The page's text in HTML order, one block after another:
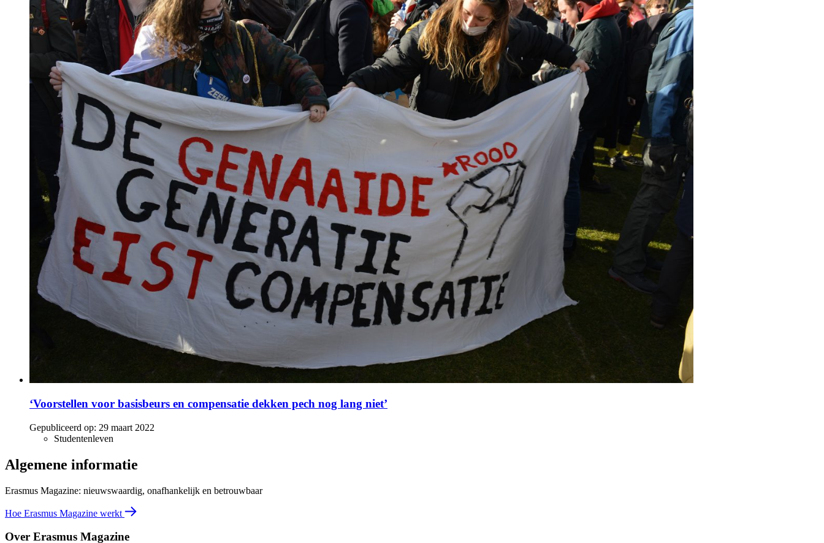
‘Voorstellen voor basisbeurs en compensatie dekken pech nog lang niet’
Gepubliceerd op: 29 maart 2022
Studentenleven
Algemene informatie
Erasmus Magazine: nieuwswaardig, onafhankelijk en betrouwbaar
Hoe Erasmus Magazine werkt
Over Erasmus Magazine